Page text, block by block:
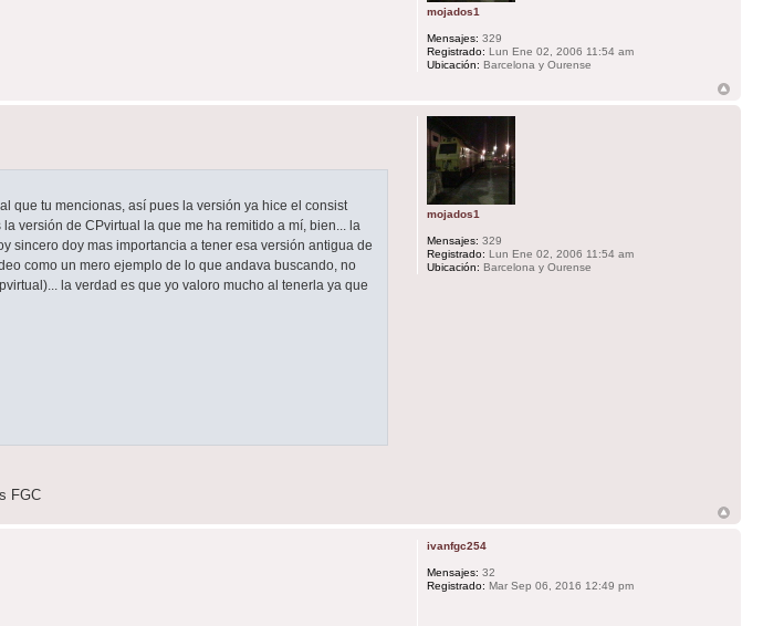
mojados1
Mensajes: 329
Registrado: Lun Ene 02, 2006 11:54 am
Ubicación: Barcelona y Ourense
que tu mencionas, así pues la versión ya hice el consist
versión de CPvirtual la que me ha remitido a mí, bien... la
sincero doy mas importancia a tener esa versión antigua de
como un mero ejemplo de lo que andava buscando, no
la verdad es que yo valoro mucho al tenerla ya que
FGC
mojados1
Mensajes: 329
Registrado: Lun Ene 02, 2006 11:54 am
Ubicación: Barcelona y Ourense
ivanfgc254
Mensajes: 32
Registrado: Mar Sep 06, 2016 12:49 pm